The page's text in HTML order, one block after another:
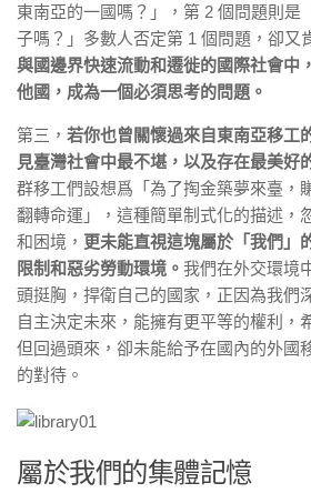
東南亞的一國嗎？」，第 2 個問題則是
子嗎？」多數人否定第 1 個問題，卻又
與國邊界快速流動和遷徙的國際社會中
他國，成為一個必須思考的問題。
第三， 若你也曾關懷過來自東南亞移工
見臺灣社會中最不堪，以及存在最美好
群移工們設想爲「為了掏金築夢來臺，
翻轉命運」，這種簡單制式化的描述，
和困境， 更未能直視這塊屬於「我們」
限制和惡劣勞動環境。 我們在外交環境
頭挺胸，捍衛自己的國家，正因為我們
自主決定未來，能擁有更平等的權利，
但回過頭來，卻未能給予在國內的外國
的對待。
屬於我們的集體記憶